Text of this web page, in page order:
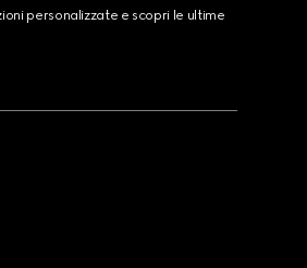
personalizzate e scopri le ultime